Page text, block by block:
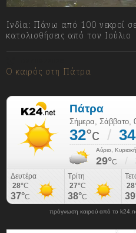
Ινδία: Πάνω από 100 νεκροί σε
κατολισθήσεις από τον Ιούλιο
Ο καιρός στη Πάτρα
πρόγνωση καιρού από το